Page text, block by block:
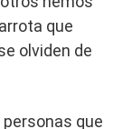
que
olviden de
que